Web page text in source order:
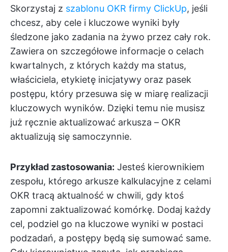
Skorzystaj z szablonu OKR firmy ClickUp, jeśli
chcesz, aby cele i kluczowe wyniki były
śledzone jako zadania na żywo przez cały rok.
Zawiera on szczegółowe informacje o celach
kwartalnych, z których każdy ma status,
właściciela, etykietę inicjatywy oraz pasek
postępu, który przesuwa się w miarę realizacji
kluczowych wyników. Dzięki temu nie musisz
już ręcznie aktualizować arkusza – OKR
aktualizują się samoczynnie.
Przykład zastosowania: Jesteś kierownikiem
zespołu, którego arkusze kalkulacyjne z celami
OKR tracą aktualność w chwili, gdy ktoś
zapomni zaktualizować komórkę. Dodaj każdy
cel, podziel go na kluczowe wyniki w postaci
podzadań, a postępy będą się sumować same.